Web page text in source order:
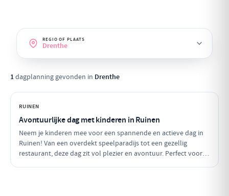
REGIO OF PLAATS
Drenthe
1dagplanning gevonden in Drenthe
RUINEN
Avontuurlijke dag met kinderen in Ruinen
Neem je kinderen mee voor een spannende en actieve dag in
Ruinen! Van een overdekt speelparadijs tot een gezellig
restaurant, deze dag zit vol plezier en avontuur. Perfect voor